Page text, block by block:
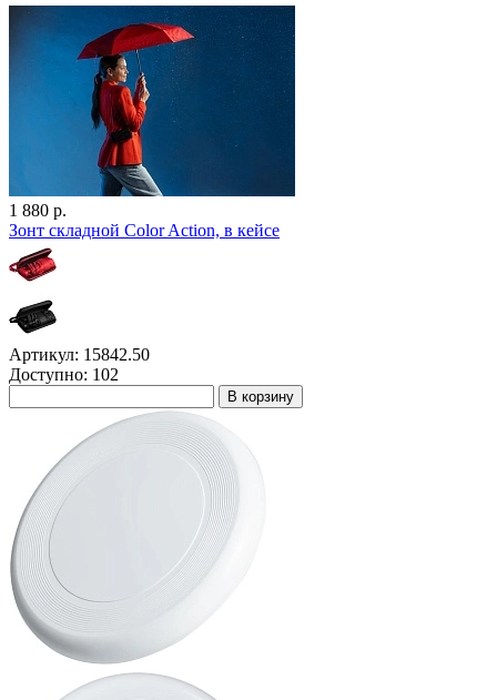
1 880 р.
Зонт складной Color Action, в кейсе
Артикул: 15842.50
Доступно: 102
В корзину